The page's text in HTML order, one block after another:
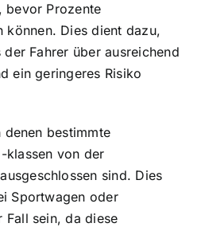
bevor Prozente
können. Dies dient dazu,
Fahrer über ausreichend
ein geringeres Risiko
denen bestimmte
klassen von der
sind. Dies
Sportwagen oder
Fall sein, da diese